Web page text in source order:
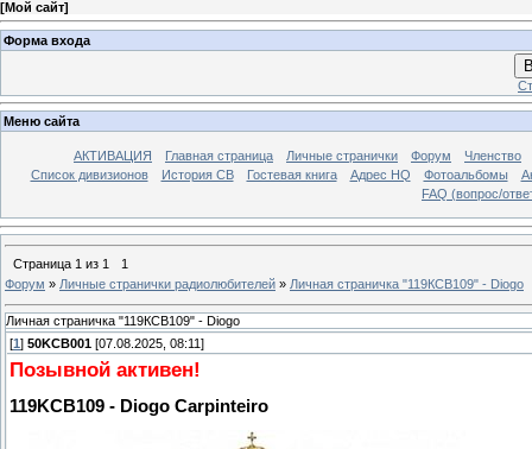
[Мой сайт]
Форма входа
Меню сайта
АКТИВАЦИЯ Главная страница Личные странички Форум
Членство
Список дивизионов
История СВ Гостевая книга Адрес HQ Фотоальбомы
FAQ (вопрос/
Страница 1 из 1
1
Форум » Личные странички радиолюбителей » Личная страничка "119КСВ109" - Diogo
Личная страничка "119КСВ109" - Diogo
[1 ] 50KCB001 [07.08.2025, 08:11]
Позывной активен!
119KCB109 - Diogo Carpinteiro